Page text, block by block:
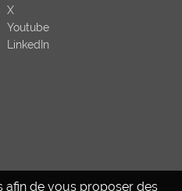
afin de vous proposer des
X
Youtube
LinkedIn